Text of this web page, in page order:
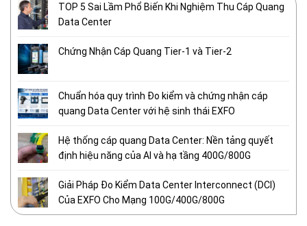
TOP 5 Sai Lầm Phổ Biến Khi Nghiệm Thu Cáp Quang
Data Center
Chứng Nhận Cáp Quang Tier-1 và Tier-2
Chuẩn hóa quy trình Đo kiểm và chứng nhận cáp
quang Data Center với hệ sinh thái EXFO
Hệ thống cáp quang Data Center: Nền tảng quyết
định hiệu năng của AI và hạ tầng 400G/800G
Giải Pháp Đo Kiểm Data Center Interconnect (DCI)
Của EXFO Cho Mạng 100G/400G/800G